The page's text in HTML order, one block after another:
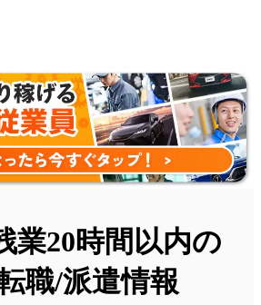
業20時間以内の
職/派遣情報